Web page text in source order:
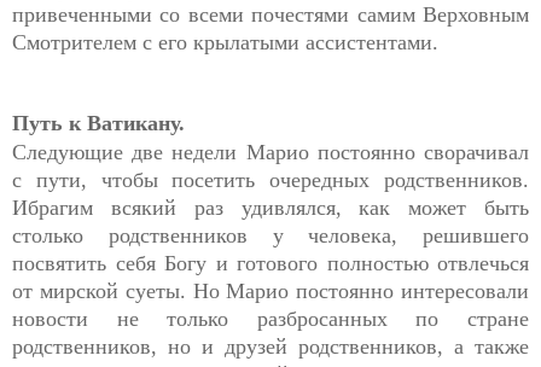
привеченными со всеми почестями самим Верховным
Смотрителем с его крылатыми ассистентами.
Путь к Ватикану.
Следующие две недели Марио постоянно сворачивал
с пути, чтобы посетить очередных родственников.
Ибрагим всякий раз удивлялся, как может быть
столько родственников у человека, решившего
посвятить себя Богу и готового полностью отвлечься
от мирской суеты. Но Марио постоянно интересовали
новости не только разбросанных по стране
родственников, но и друзей родственников, а также